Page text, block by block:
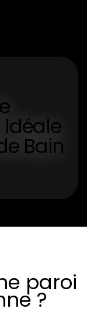
Bain
paroi
?